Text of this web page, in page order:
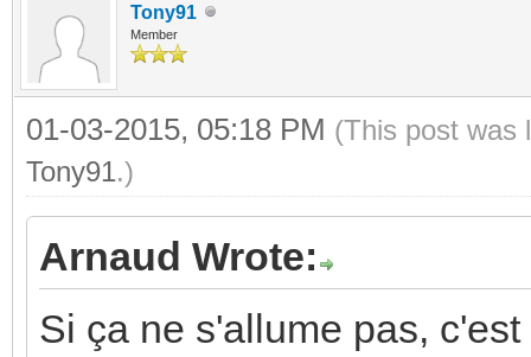
Tony91
Member
01-03-2015, 05:18 PM (This post was
Tony91.)
Arnaud Wrote:
Si ça ne s'allume pas,